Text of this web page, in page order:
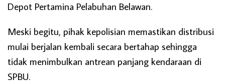
Depot Pertamina Pelabuhan Belawan.
Meski begitu, pihak kepolisian memastikan distribusi
mulai berjalan kembali secara bertahap sehingga
tidak menimbulkan antrean panjang kendaraan di
SPBU.